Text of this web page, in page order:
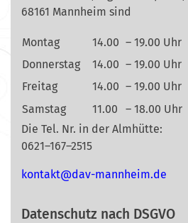
68161 Mannheim sind
Montag 14.00 – 19.00 Uhr
Donnerstag
14.00 – 19.00 Uhr
Freitag
14.00 – 19.00 Uhr
Samstag
11.00
– 18.00 Uhr
Die Tel. Nr. in der Almhütte:
0621–167–2515
ed.mi
ehnna
m-vad
@tkat
nok
Datenschutz nach DSGVO